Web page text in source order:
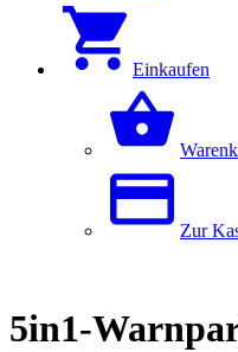
Einkaufen
Zur
5in1-